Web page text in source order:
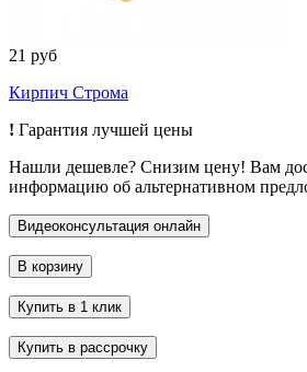
21 руб
Кирпич Строма
! Гарантия лучшей цены
Нашли дешевле? Снизим цену! Вам
информацию об альтернативном